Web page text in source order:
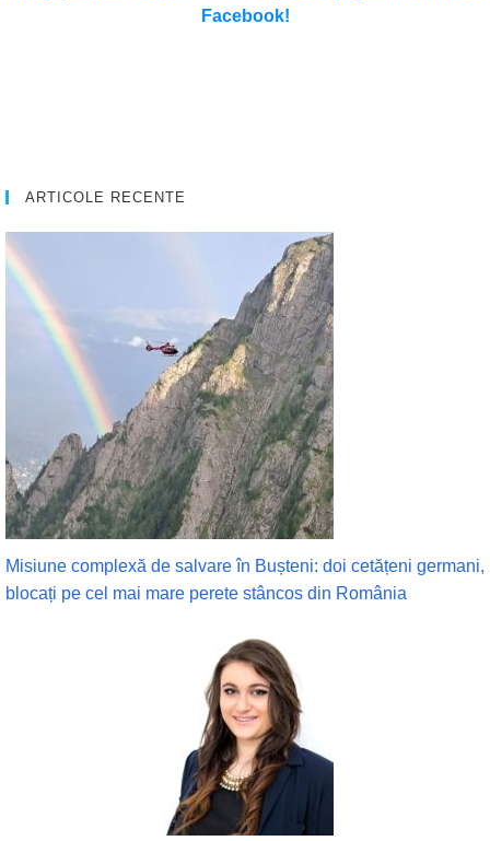
Facebook!
ARTICOLE RECENTE
Misiune complexă de salvare în Bușteni: doi cetățeni germani,
blocați pe cel mai mare perete stâncos din România